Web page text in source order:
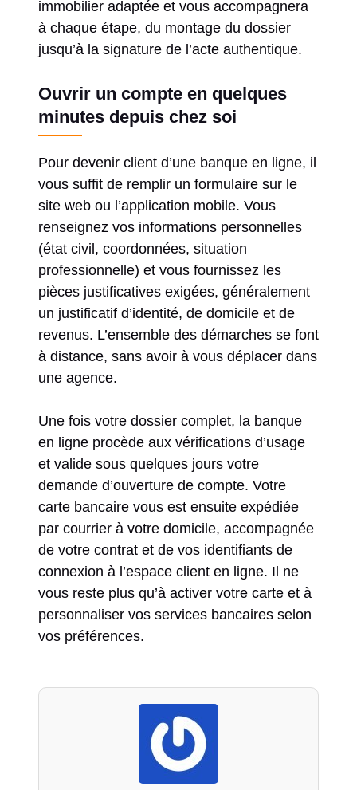
immobilier adaptée et vous accompagnera
à chaque étape, du montage du dossier
jusqu’à la signature de l’acte authentique.
Ouvrir un compte en quelques
minutes depuis chez soi
Pour devenir client d’une banque en ligne, il
vous suffit de remplir un formulaire sur le
site web ou l’application mobile. Vous
renseignez vos informations personnelles
(état civil, coordonnées, situation
professionnelle) et vous fournissez les
pièces justificatives exigées, généralement
un justificatif d’identité, de domicile et de
revenus. L’ensemble des démarches se font
à distance, sans avoir à vous déplacer dans
une agence.
Une fois votre dossier complet, la banque
en ligne procède aux vérifications d’usage
et valide sous quelques jours votre
demande d’ouverture de compte. Votre
carte bancaire vous est ensuite expédiée
par courrier à votre domicile, accompagnée
de votre contrat et de vos identifiants de
connexion à l’espace client en ligne. Il ne
vous reste plus qu’à activer votre carte et à
personnaliser vos services bancaires selon
vos préférences.